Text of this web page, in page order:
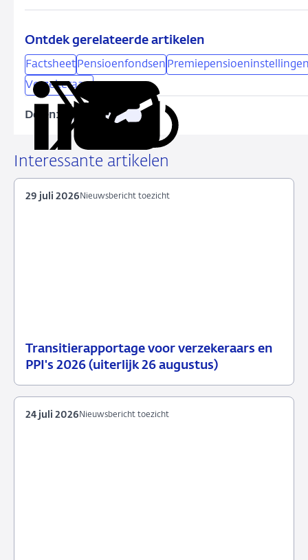
Ontdek gerelateerde artikelen
Factsheet Pensioenfondsen
Verzekeraars
Delen:
Deel
LinkedIn
via
X
Deel
Facebook
Deel
e-
Kopieer
Interessante artikelen
Transitierapportage voor verzekeraars en
PPI's 2026 (uiterlijk 26 augustus)
29
Nieuwsbericht
Nieuwsbericht toezicht
29 juli 2026
Nieuwsbericht toezicht
24 juli 2026